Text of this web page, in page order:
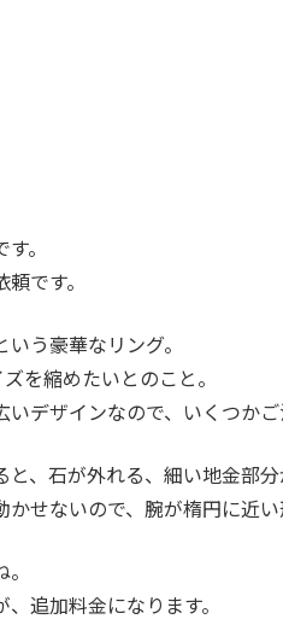
。
です。
う豪華なリング。
を縮めたいとのこと。
デザインなので、いくつかご
、石が外れる、細い地金部分
せないので、腕が楕円に近い
追加料金になります。